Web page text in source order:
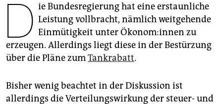
genossenschaft
epaper login
D ie Bundesregierung hat eine erstaunliche
Leistung vollbracht, nämlich weitgehende
Einmütigkeit unter Öko­no­m:in­nen zu
erzeugen. Allerdings liegt diese in der Bestürzung
über die Pläne zumTankrabatt.
Bisher wenig beachtet in der Diskussion ist
allerdings die Verteilungswirkung der steuer- und